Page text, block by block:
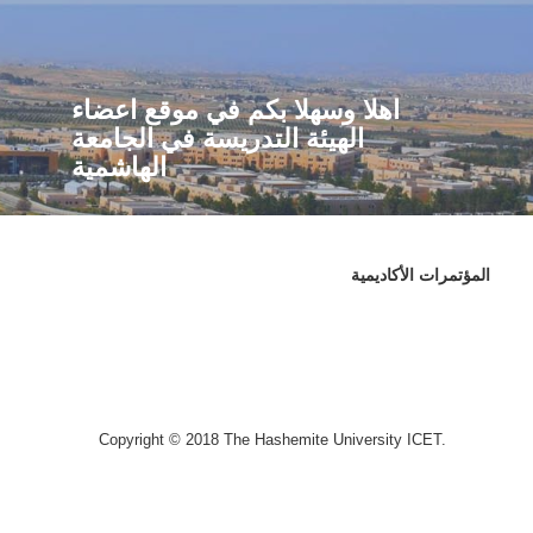
اهلا وسهلا بكم في موقع اعضاء
الهيئة التدريسة في الجامعة
الهاشمية
المؤتمرات الأكاديمية
Copyright © 2018 The Hashemite University ICET.